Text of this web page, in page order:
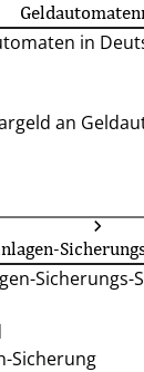
in
an
Sicherungs-
Sicherung